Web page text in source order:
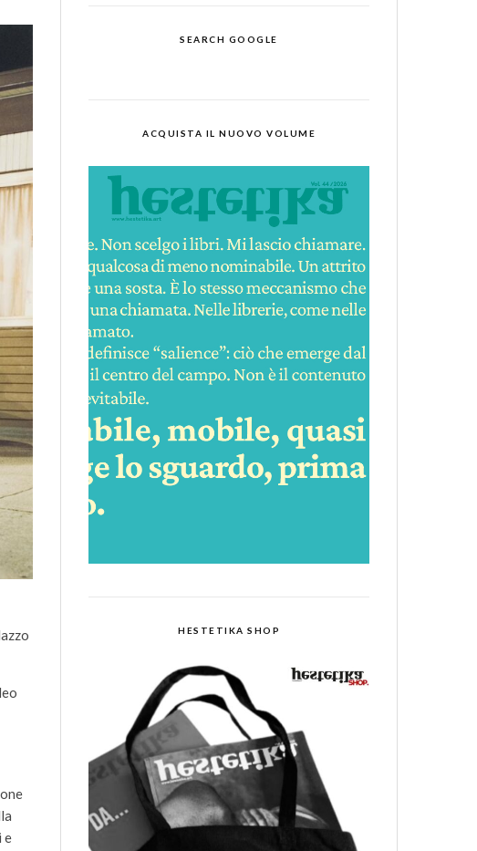
e
SEARCH GOOGLE
ACQUISTA IL NUOVO VOLUME
HESTETIKA SHOP